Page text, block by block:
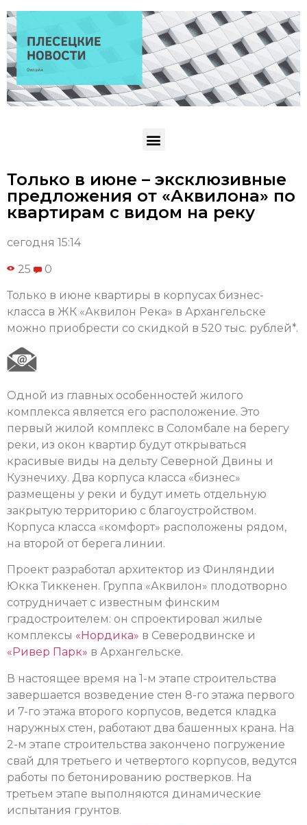
Только в июне – эксклюзивные
предложения от «Аквилона» по
квартирам с видом на реку
сегодня 15:14
25 0
Только в июне квартиры в корпусах бизнес-
класса в ЖК «Аквилон Река» в Архангельске
можно приобрести со скидкой в 520 тыс. рублей*.
Одной из главных особенностей жилого
комплекса является его расположение. Это
первый жилой комплекс в Соломбале на берегу
реки, из окон квартир будут открываться
красивые виды на дельту Северной Двины и
Кузнечиху. Два корпуса класса «бизнес»
размещены у реки и будут иметь отдельную
закрытую территорию с благоустройством.
Корпуса класса «комфорт» расположены рядом,
на второй от берега линии.
Проект разработал архитектор из Финляндии
Юкка Тиккенен. Группа «Аквилон» плодотворно
сотрудничает с известным финским
градостроителем: он спроектировал жилые
комплексы «Нордика» в Северодвинске и
«Ривер Парк» в Архангельске.
В настоящее время на 1-м этапе строительства
завершается возведение стен 8-го этажа первого
и 7-го этажа второго корпусов, ведется кладка
наружных стен, работают два башенных крана. На
2-м этапе строительства закончено погружение
свай для третьего и четвертого корпусов, ведутся
работы по бетонированию ростверков. На
третьем этапе выполняются динамические
испытания грунтов.